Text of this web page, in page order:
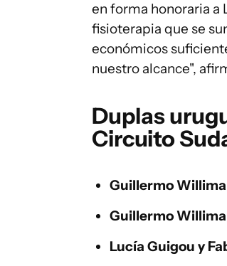
en forma honoraria a
fisioterapia que se
económicos
nuestro alcance",
Duplas
Circuito
Guillermo
Guillermo
Lucía Guigou y